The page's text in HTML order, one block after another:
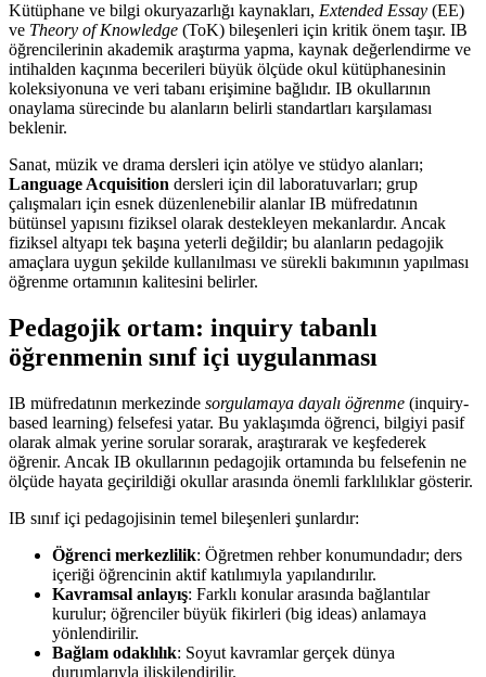
Kütüphane ve bilgi okuryazarlığı kaynakları, Extended Essay (EE)
ve Theory of Knowledge (ToK) bileşenleri için kritik önem taşır. IB
öğrencilerinin akademik araştırma yapma, kaynak değerlendirme ve
intihalden kaçınma becerileri büyük ölçüde okul kütüphanesinin
koleksiyonuna ve veri tabanı erişimine bağlıdır. IB okullarının
onaylama sürecinde bu alanların belirli standartları karşılaması
beklenir.
Sanat, müzik ve drama dersleri için atölye ve stüdyo alanları;
Language Acquisition dersleri için dil laboratuvarları; grup
çalışmaları için esnek düzenlenebilir alanlar IB müfredatının
bütünsel yapısını fiziksel olarak destekleyen mekanlardır. Ancak
fiziksel altyapı tek başına yeterli değildir; bu alanların pedagojik
amaçlara uygun şekilde kullanılması ve sürekli bakımının yapılması
öğrenme ortamının kalitesini belirler.
Pedagojik ortam: inquiry tabanlı
öğrenmenin sınıf içi uygulanması
IB müfredatının merkezinde sorgulamaya dayalı öğrenme (inquiry-
based learning) felsefesi yatar. Bu yaklaşımda öğrenci, bilgiyi pasif
olarak almak yerine sorular sorarak, araştırarak ve keşfederek
öğrenir. Ancak IB okullarının pedagojik ortamında bu felsefenin ne
ölçüde hayata geçirildiği okullar arasında önemli farklılıklar gösterir.
IB sınıf içi pedagojisinin temel bileşenleri şunlardır:
Öğrenci merkezlilik: Öğretmen rehber konumundadır; ders
içeriği öğrencinin aktif katılımıyla yapılandırılır.
Kavramsal anlayış: Farklı konular arasında bağlantılar
kurulur; öğrenciler büyük fikirleri (big ideas) anlamaya
yönlendirilir.
Bağlam odaklılık: Soyut kavramlar gerçek dünya
durumlarıyla ilişkilendirilir.